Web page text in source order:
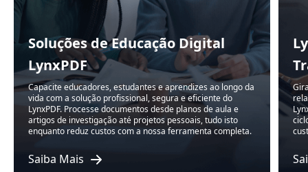
Soluções de Educação Digital
LynxPDF
Capacite educadores, estudantes e aprendizes ao longo da
vida com a solução profissional, segura e eficiente do
LynxPDF. Processe documentos desde planos de aula e
artigos de investigação até projetos pessoais, tudo isto
enquanto reduz custos com a nossa ferramenta completa.
Saiba Mais